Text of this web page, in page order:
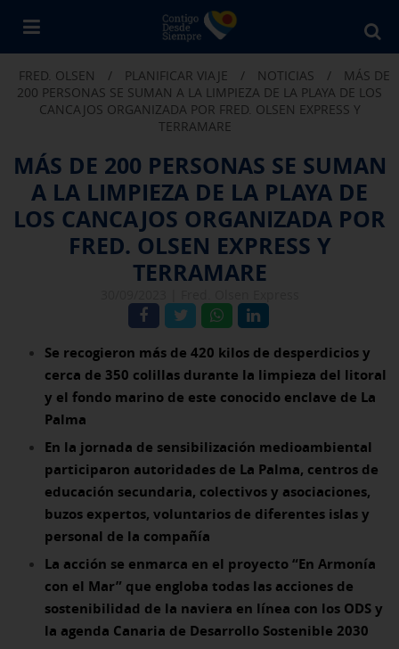
FRED. OLSEN / PLANIFICAR VIAJE / NOTICIAS /
MÁS DE
200 PERSONAS SE SUMAN A LA LIMPIEZA DE LA PLAYA DE LOS
CANCAJOS ORGANIZADA POR FRED. OLSEN EXPRESS Y
TERRAMARE
MÁS DE 200 PERSONAS SE SUMAN
A LA LIMPIEZA DE LA PLAYA DE
LOS CANCAJOS ORGANIZADA POR
FRED. OLSEN EXPRESS Y
TERRAMARE
Se recogieron más de 420 kilos de desperdicios y
cerca de 350 colillas durante la limpieza del litoral
y el fondo marino de este conocido enclave de La
Palma
En la jornada de sensibilización medioambiental
participaron autoridades de La Palma, centros de
educación secundaria, colectivos y asociaciones,
buzos expertos, voluntarios de diferentes islas y
personal de la compañía
La acción se enmarca en el proyecto “En Armonía
con el Mar” que engloba todas las acciones de
sostenibilidad de la naviera en línea con los ODS y
la agenda Canaria de Desarrollo Sostenible 2030